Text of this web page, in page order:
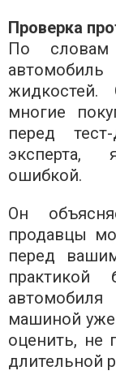
Проверка
По словам
многие
перед
эксперта,
ошибкой.
Он
продавцы
перед
практикой
машиной
оценить, не
длительной